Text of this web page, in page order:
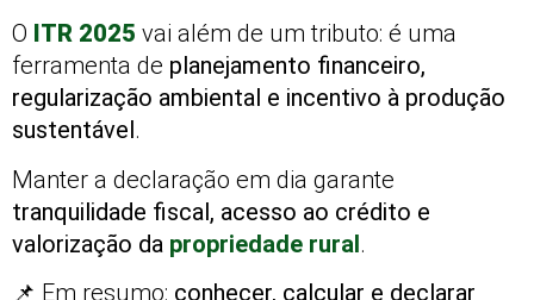
O ITR 2025 vai além de um tributo: é uma
ferramenta de planejamento financeiro,
regularização ambiental e incentivo à produção
sustentável.
Manter a declaração em dia garante
tranquilidade fiscal, acesso ao crédito e
valorização da propriedade rural.
📌 Em resumo: conhecer, calcular e declarar